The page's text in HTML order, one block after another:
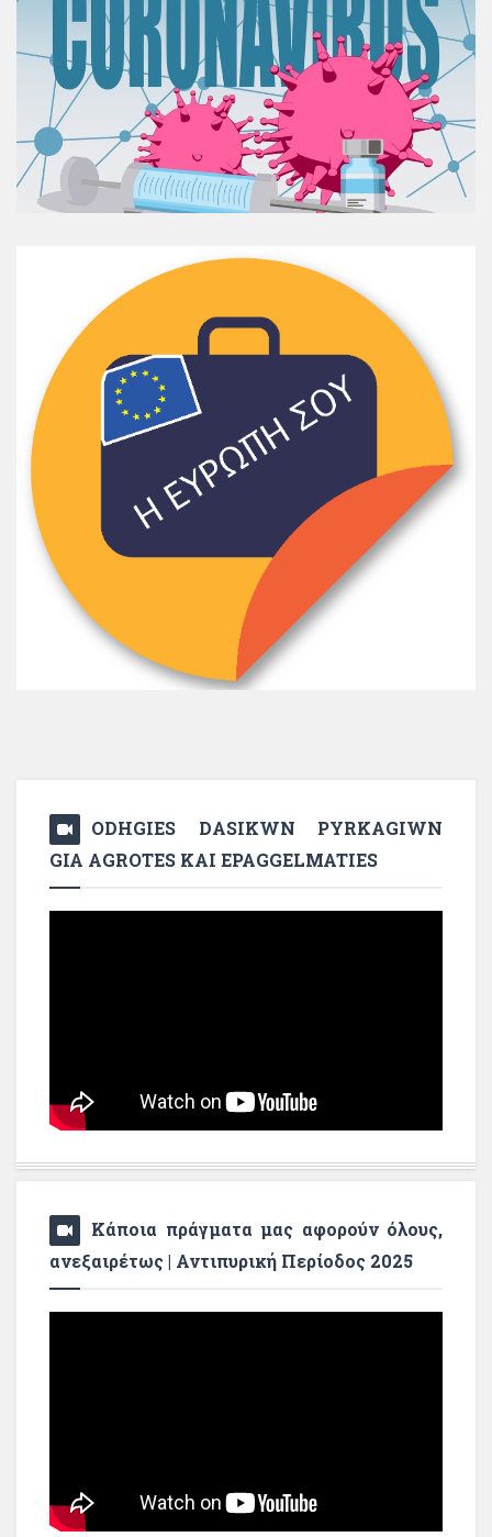
ODHGIES DASIKWN PYRKAGIWN
GIA AGROTES KAI EPAGGELMATIES
Κάποια πράγματα μας αφορούν όλους,
ανεξαιρέτως | Αντιπυρική Περίοδος 2025